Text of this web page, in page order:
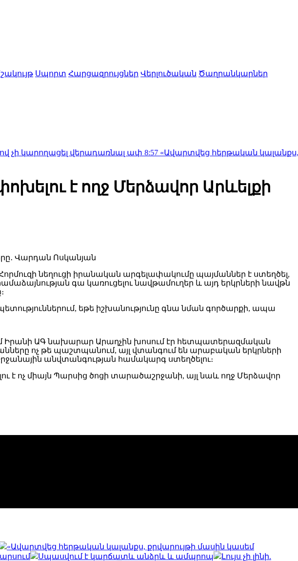
Սպորտ Հարցազրույցներ Վերլուծական Ծաղրանկարներ
վերադառնալ ափ8:57«Ավարտվեց հերթական կալանքս,
է ողջ Մերձավոր Արևելքի
նեղուցի իրանական արգելափակումը պայմաններ է ստեղծել,
գա կառուցելու նավթամուղեր և այդ երկրների նավթն
եթե իշխանությունը գնա նման գործարքի, ապա
Իրանի ԱԳ նախարար Արաղչին խոսում էր հետպատերազմական
ոչ թե պաշտպանում, այլ վտանգում են արաբական երկրների
անվտանգության համակարգ ստեղծելու։
է ոչ միայն Պարսից ծոցի տարածաշրջանի, այլ նաև ողջ Մերձավոր
«Ավարտվեց հերթական կալանքս, քրվարույթի մասին կասեմ
Սպասվում է կարճատև անձրև և ամպրոպ
Լույս չի լինի.